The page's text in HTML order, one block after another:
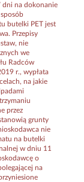
dni na dokonanie
butelki PET jest
Przepisy
nie
we
Radców
r., wypłata
na jakie
przez
grunty
nie
na butelki
w dniu 11
o
na